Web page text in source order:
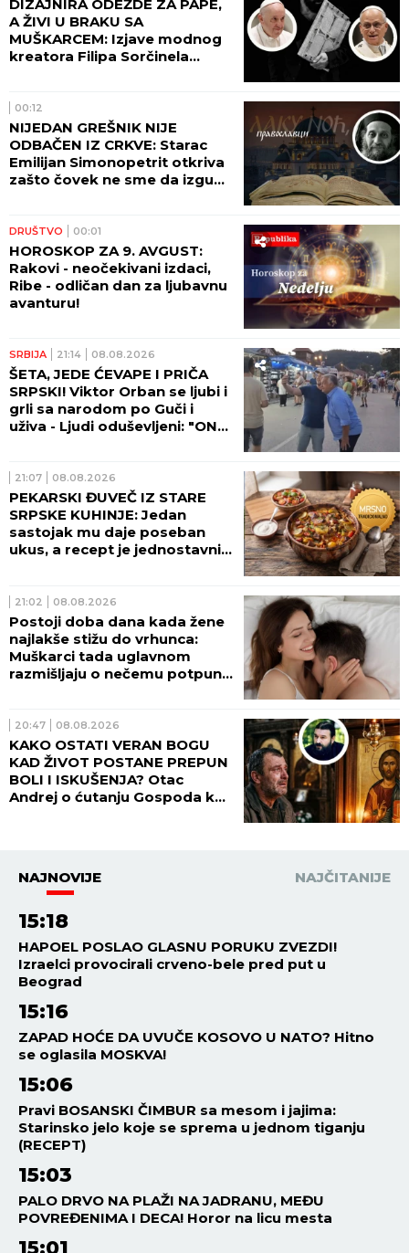
vatrogasaca odbranjeno
naselje Šumarak!
POLITIKA 07:00
VUČIĆ UGOSTIO
ZELENSKI: NIKAD NEĆEMO
PRIZNATI KOSOVO! ČITAJTE U
SRPSKOM TELEGRAFU!
SRBIJA 06:50
KRENULE GUŽVE NA
TRI SATA na izlazu iz Srbije,
evo gde je najkritičnije!
POLITIKA 06:35
VUČIĆ DANAS U BEOGRADU
radove na rekonstrukciji
Starog železničkog mosta!
VREMENSKA PROGNOZA 06:08
DANAS PRETEŽNO SUNČANO!
ali u OVIM krajevima mogući
pljuskovi!
06:02
VERSKI KALENDAR ZA
00:31
DIZAJNIRA ODEŽDE ZA PAPE,
MUŠKARCEM: Izjave modnog
kreatora Filipa Sorčinela
otvorile neprijatno pitanje za
Katoličku crkvu
00:12
NIJEDAN GREŠNIK NIJE
nadu
HOROSKOP ZA 9. AVGUST:
Rakovi - neočekivani izdaci,
Ribe - odličan dan za ljubavnu
avanturu!
SRBIJA 21:14 08.08.2026
ŠETA, JEDE ĆEVAPE I PRIČA
SRPSKI! Viktor Orban se ljubi i
grli sa narodom po Guči i
uživa - Ljudi oduševljeni: "ON
JE LEGENDA!" (FOTO, VIDEO)
21:07 08.08.2026
PEKARSKI ĐUVEČ IZ STARE
SRPSKE KUHINJE: Jedan
sastojak mu daje poseban
ukus, a recept je jednostavniji
nego što mislite